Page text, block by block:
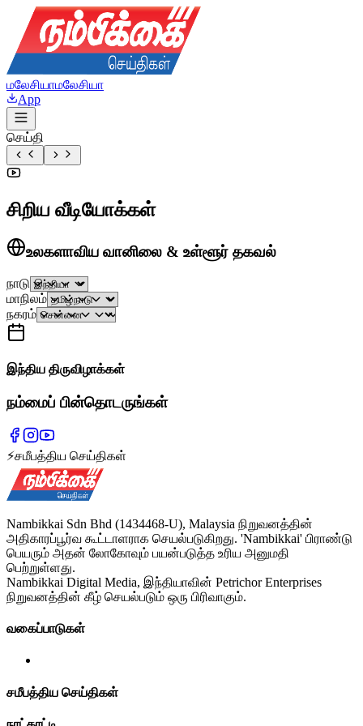
மலேசியாமலேசியா
App
செய்தி
சிறிய வீடியோக்கள்
உலகளாவிய வானிலை & உள்ளூர் தகவல்
நாடு
மாநிலம்
நகரம்
இந்திய திருவிழாக்கள்
நம்மைப் பின்தொடருங்கள்
⚡சமீபத்திய செய்திகள்
Nambikkai Sdn Bhd (1434468-U), Malaysia நிறுவனத்தின்
அதிகாரப்பூர்வ கூட்டாளராக செயல்படுகிறது. 'Nambikkai' பிராண்டு
பெயரும் அதன் லோகோவும் பயன்படுத்த உரிய அனுமதி
பெற்றுள்ளது.
Nambikkai Digital Media, இந்தியாவின் Petrichor Enterprises
நிறுவனத்தின் கீழ் செயல்படும் ஒரு பிரிவாகும்.
வகைப்பாடுகள்
சமீபத்திய செய்திகள்